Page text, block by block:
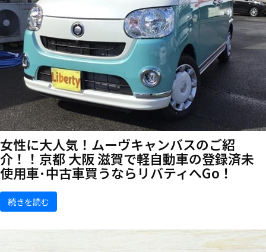
女性に大人気！ムーヴキャンバスのご紹
介！！京都 大阪 滋賀で軽自動車の登録済未
使用車･中古車買うならリバティへGo！
続きを読む